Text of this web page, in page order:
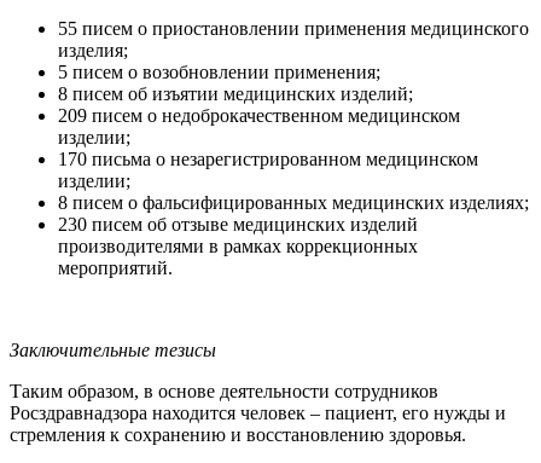
55 писем о приостановлении применения медицинского
изделия;
5 писем о возобновлении применения;
8 писем об изъятии медицинских изделий;
209 писем о недоброкачественном медицинском
изделии;
170 письма о незарегистрированном медицинском
изделии;
8 писем о фальсифицированных медицинских изделиях;
230 писем об отзыве медицинских изделий
производителями в рамках коррекционных
мероприятий.
Заключительные тезисы
Таким образом, в основе деятельности сотрудников
Росздравнадзора находится человек – пациент, его нужды и
стремления к сохранению и восстановлению здоровья.